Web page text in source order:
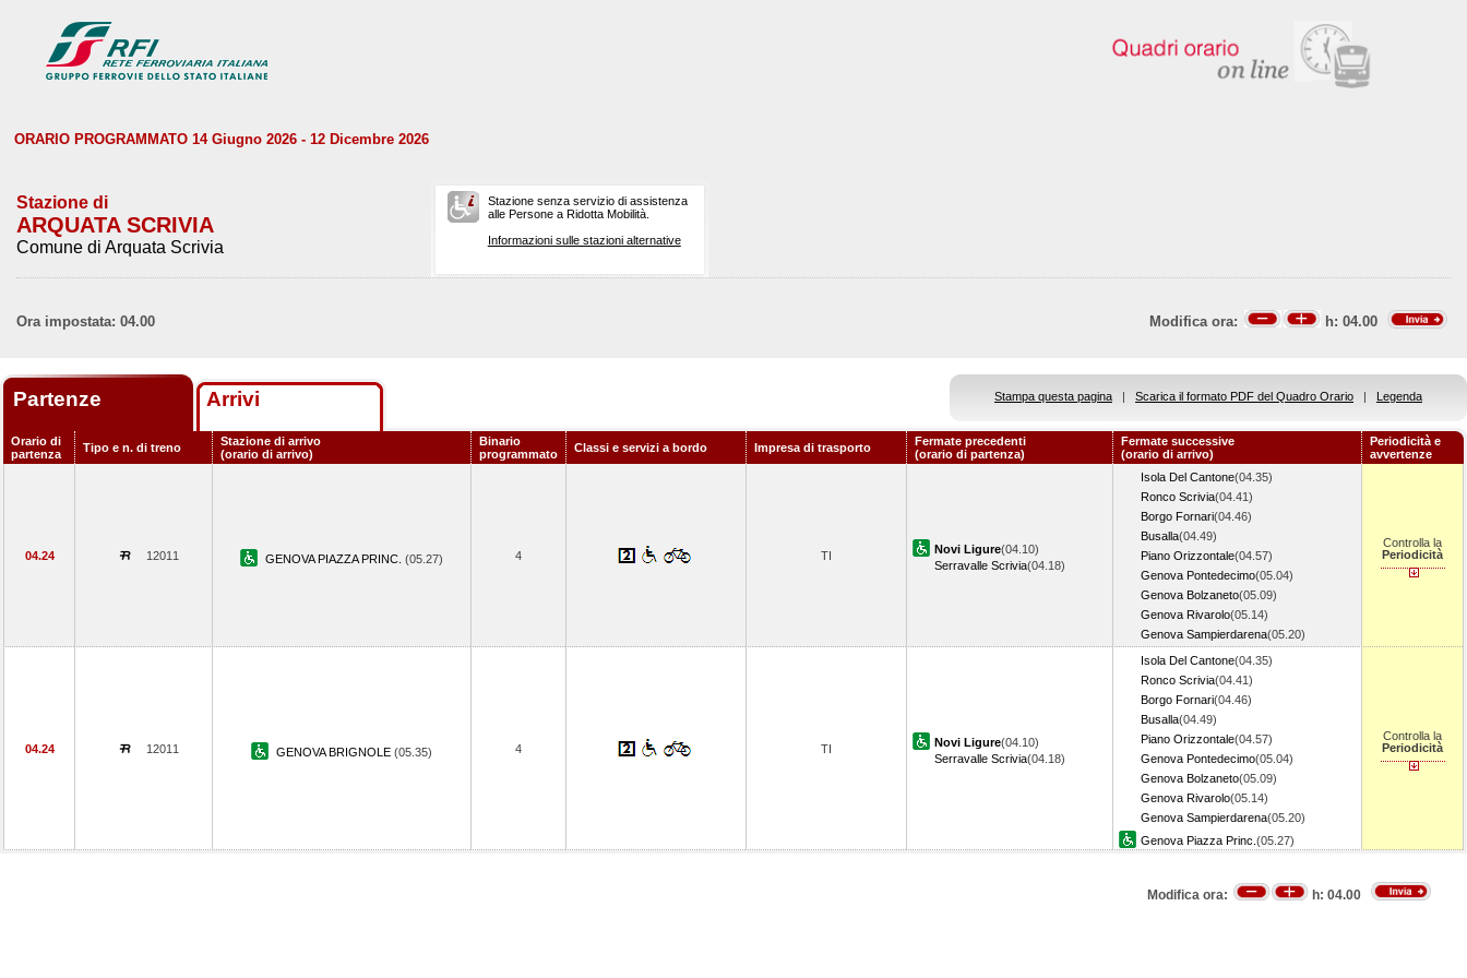
ORARIO PROGRAMMATO 14 Giugno 2026 - 12 Dicembre 2026
Stazione di
ARQUATA SCRIVIA
Comune di Arquata Scrivia
Stazione senza servizio di assistenza
alle Persone a Ridotta Mobilità.
Informazioni sulle stazioni alternative
Ora impostata: 04.00 Modifica ora: h: 04.00
Partenze Arrivi Stampa questa pagina | Scarica il formato PDF del Quadro Orario | Legenda
Orario di
partenza
Tipo e n. di treno
Stazione di arrivo
(orario di arrivo)
Binario
programmato
Classi e servizi a bordo Impresa di trasporto
Fermate precedenti
(orario di partenza)
Fermate successive
(orario di arrivo)
Periodicità e
avvertenze
04.24 12011 GENOVA PIAZZA PRINC. (05.27) 4 TI Novi Ligure(04.10)
Serravalle Scrivia(04.18)
Isola Del Cantone(04.35)
Ronco Scrivia(04.41)
Borgo Fornari(04.46)
Busalla(04.49)
Piano Orizzontale(04.57)
Genova Pontedecimo(05.04)
Genova Bolzaneto(05.09)
Genova Rivarolo(05.14)
Genova Sampierdarena(05.20)
Controlla la
Periodicità
04.24 12011 GENOVA BRIGNOLE (05.35) 4 TI Novi Ligure(04.10)
Serravalle Scrivia(04.18)
Isola Del Cantone(04.35)
Ronco Scrivia(04.41)
Borgo Fornari(04.46)
Busalla(04.49)
Piano Orizzontale(04.57)
Genova Pontedecimo(05.04)
Genova Bolzaneto(05.09)
Genova Rivarolo(05.14)
Genova Sampierdarena(05.20)
Genova Piazza Princ. (05.27)
Controlla la
Periodicità
Modifica ora: h: 04.00